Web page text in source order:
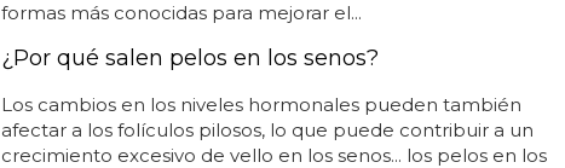
formas más conocidas para mejorar el...
¿Por qué salen pelos en los senos?
Los cambios en los niveles hormonales pueden también
afectar a los folículos pilosos, lo que puede contribuir a un
crecimiento excesivo de vello en los senos... los pelos en los